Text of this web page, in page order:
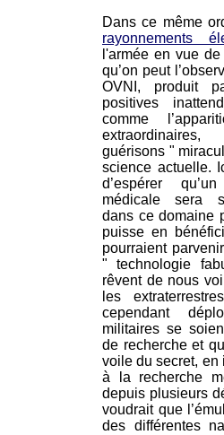
Dans ce même
rayonnements
l'armée en vue
qu’on peut
OVNI, produit
positives
comme
guérisons "
science actuelle.
d’espérer
médicale sera
dans ce domaine
puisse en
pourraient
" technologie
rêvent de nous
les
cependant
militaires se
de recherche et
voile du secret, en
à la recherche
depuis plusieurs
voudrait que
des différentes